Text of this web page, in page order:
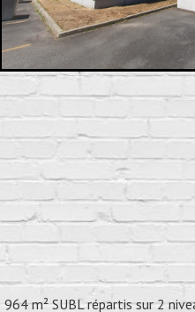
m² SUBL répartis sur 2